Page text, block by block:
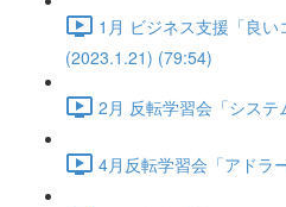
1月 ビジネス支援「良い
(2023.1.21) (79:54)
2月 反転学習会「シス
4月反転学習会「アドラ